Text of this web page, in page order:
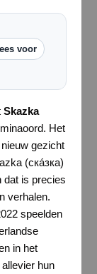
voor
Skazka
Het
gezicht
(ска́зка)
dat is precies
verhalen.
speelden
in het
hun